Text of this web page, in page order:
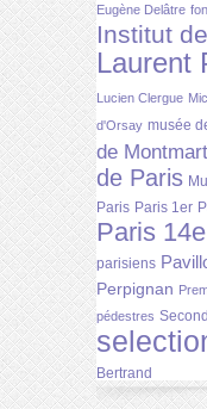
Eugène Delâtre
Institut
Laurent
Lucien Clergue
d'Orsay musée
de
de Paris
Paris Paris 1er
Paris 14e
parisiens
Perpignan
pédestres
Bertrand